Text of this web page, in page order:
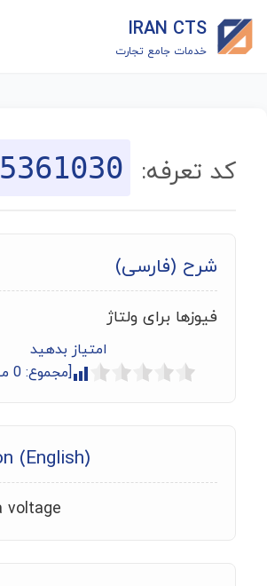
IRAN CTS
خدمات جامع تجارت
جستجوگر تعرفه گمرکی
ماشین حساب گمرکی
کد تعرفه:
شرح (فارسی)
فیوزها برای ولتاژ
امتیاز بدهید
[مجموع: 0
(English)
voltage